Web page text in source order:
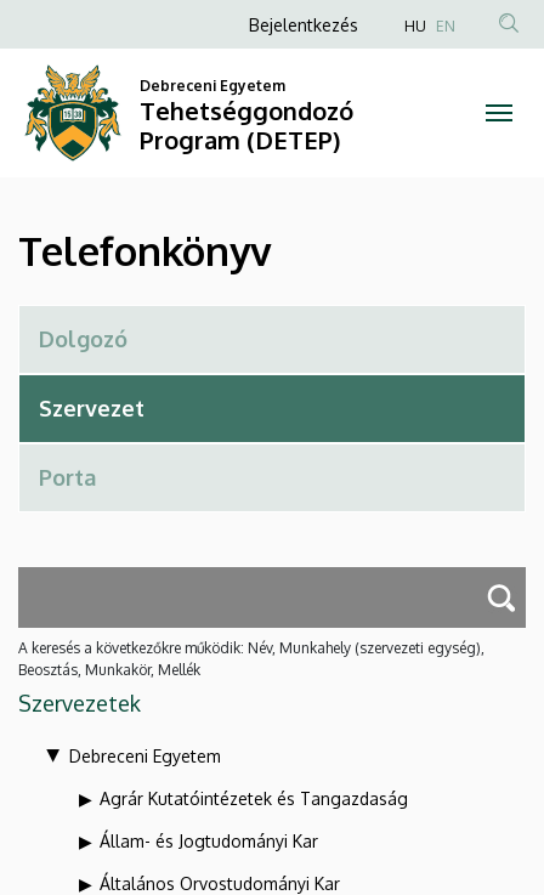
Telefonkönyv
Tehetséggondozó
Program
(DETEP)
a
tartalomra
Anonim
fiók
menüje
Bejelentkezés HU EN
Debreceni Egyetem
Tehetséggondozó
Program (DETEP)
Telefonkönyv
A keresés a következőkre működik: Név, Munkahely (szervezeti egység),
Beosztás, Munkakör, Mellék
Szervezetek
Debreceni Egyetem
Agrár Kutatóintézetek és Tangazdaság
Állam- és Jogtudományi Kar
Általános Orvostudományi Kar